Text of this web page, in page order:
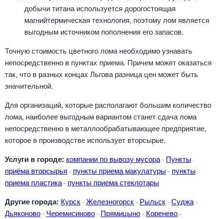
добычи титана используется дорогостоящая
магнийтермическая технология, поэтому лом является
выгодным источником пополнения его запасов.
Точную стоимость цветного лома необходимо узнавать
непосредственно в пунктах приема. Причем может оказаться
так, что в разных концах Льгова разница цен может быть
значительной.
Для организаций, которые располагают большим количество
лома, наиболее выгодным вариантом станет сдача лома
непосредственно в металлообрабатывающее предприятие,
которое в производстве использует вторсырье.
Услуги в городе: компании по вывозу мусора· Пункты
приёма вторсырья · пункты приема макулатуры · пункты
приема пластика· пункты приема стеклотары
Другие города: Курск · Железногорск · Рыльск · Суджа·
Дьяконово · Черемисиново · Прямицыно · Коренево ·